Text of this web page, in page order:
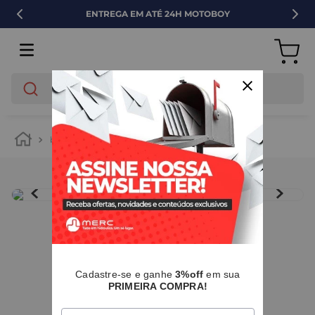
ENTREGA EM ATÉ 24H MOTOBOY
O que você está buscando?
banheiro instalação e acessórios acessórios para
IMAGENS MERAMENTE ILUSTRATIVAS
Cadastre-se e ganhe3%off em sua
PRIMEIRA COMPRA!